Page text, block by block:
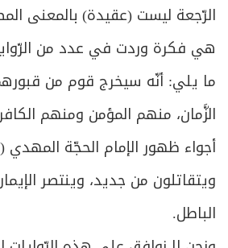
الرّجعة ليست (عقيدة) بالمعنى
هي فكرة وردت في عدد من
ما يلي: أنّه سيخرج قوم من
الزَّمان، منهم المؤمن ومنهم
أجواء ظهور الإمام الحجّة المهدي
ويتقاتلون من جديد، وينتصر
الباطل.